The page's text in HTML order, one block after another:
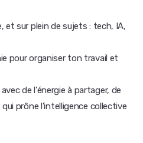
et sur plein de sujets : tech, IA,
pour organiser ton travail et
de l'énergie à partager, de
prône l'intelligence collective